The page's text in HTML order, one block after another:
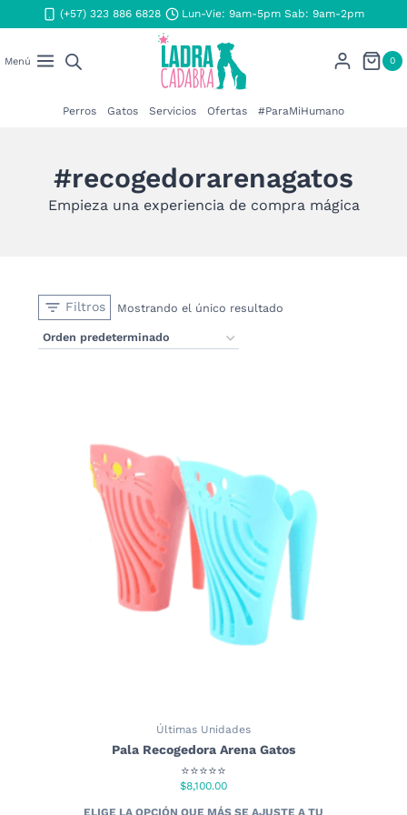
al
(+57) 323 886 6828 Lun-Vie: 9am-5pm Sab: 9am-2pm
Menú 0
Perros Gatos Servicios Ofertas #ParaMiHumano
#recogedorarenagatos
Empieza una experiencia de compra mágica
Filtros Mostrando el único resultado
Últimas Unidades
Pala Recogedora Arena Gatos
⭐⭐⭐⭐⭐
$8,100.00